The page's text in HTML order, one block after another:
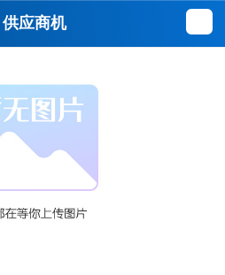
供应商机